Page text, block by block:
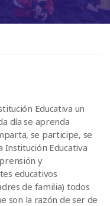
Educativa un
día se aprenda
se participe, se
Institución Educativa
y
educativos
de familia) todos
son la razón de ser de